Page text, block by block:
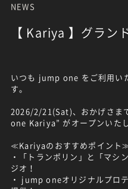
NEWS
【 Kariya 】グラン
いつも jump one をご利用い
す。
2026/2/21(Sat)、おかげさま
one Kariya” がオープンいた
≪Kariyaのおすすめポイント
・「トランポリン」と「マシ
ジオ！
・ jump oneオリジナルプロ